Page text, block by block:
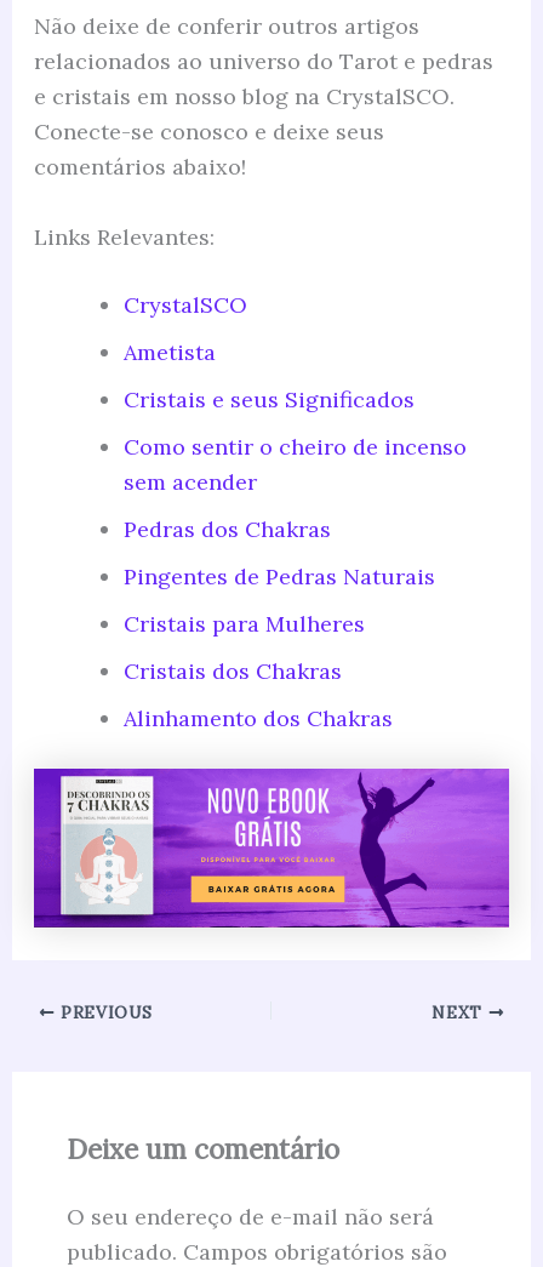
Não deixe de conferir outros artigos
relacionados ao universo do Tarot e pedras
e cristais em nosso blog na CrystalSCO.
Conecte-se conosco e deixe seus
comentários abaixo!
Links Relevantes:
CrystalSCO
Ametista
Cristais e seus Significados
Como sentir o cheiro de incenso
sem acender
Pedras dos Chakras
Pingentes de Pedras Naturais
Cristais para Mulheres
Cristais dos Chakras
Alinhamento dos Chakras
PREVIOUS NEXT
Deixe um comentário
O seu endereço de e-mail não será
publicado. Campos obrigatórios são